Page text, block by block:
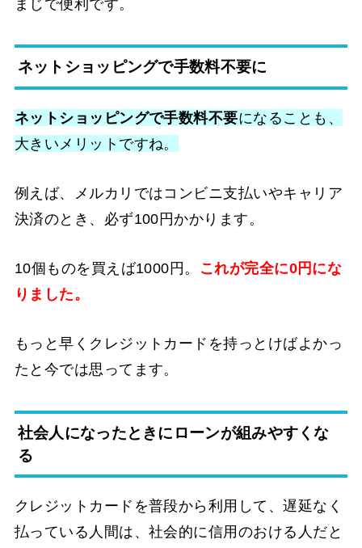
まじで便利です。
ネットショッピングで手数料不要に
ネットショッピングで手数料不要になることも、
大きいメリットですね。
例えば、メルカリではコンビニ支払いやキャリア
決済のとき、必ず100円かかります。
10個ものを買えば1000円。
これが完全に0円にな
りました。
もっと早くクレジットカードを持っとけばよかっ
たと今では思ってます。
社会人になったときにローンが組みやすくな
る
クレジットカードを普段から利用して、遅延なく
払っている人間は、社会的に信用のおける人だと